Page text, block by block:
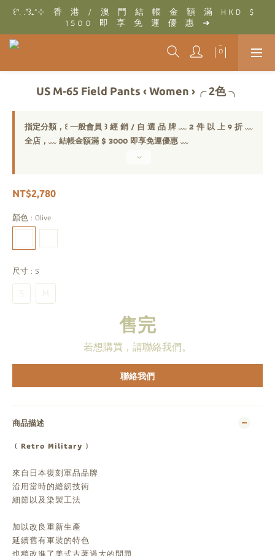
꒰ᐢ. .ᐢ꒱₊˚⊹　結　帳　金　額　滿　T W D　$　3 0 0 0　即　享
免　運　優　惠　➜
꒰ᐢ. .ᐢ꒱₊˚⊹　香　港　/　澳　門　結　帳　金　額　滿　H K D　$
1 5 0 0　即　享　免　運　優　惠　➜
꒰ᐢ. .ᐢ꒱₊˚⊹　結　帳　金　額　滿　T W D　$　3 0 0 0　即　享
免　運　優　惠　➜
US M-65 Field Pants ‹ Women ›╭ 2色 ╮
指定分類，꒰ 一般會員 ꒱ 經 銷 / 自 選 品 牌 ﹏ 2 件 以 上 9 折 ﹏
全店，﹏ 結帳金額滿 $ 3000 即享免運優惠 ﹏
NT$2,780
顏色 : Olive
尺寸 : S
S M
售完
若想購買，請聯絡我們。
聯絡我們
商品描述
﹝Retro Military﹞
來自日本復刻軍品品牌
沿用當時的縫紉技術
細節以及染製工法
加以改良重新生產
延續舊有軍裝的特色